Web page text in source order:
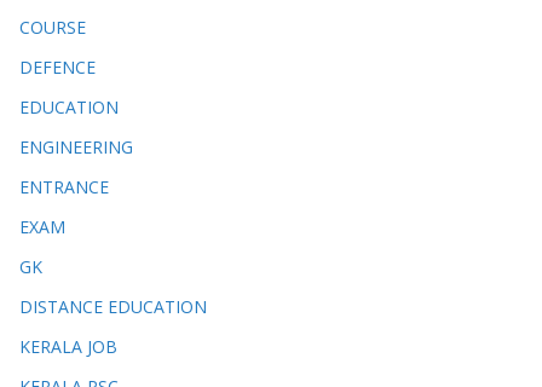
COURSE
DEFENCE
EDUCATION
ENGINEERING
ENTRANCE
EXAM
GK
DISTANCE EDUCATION
KERALA JOB